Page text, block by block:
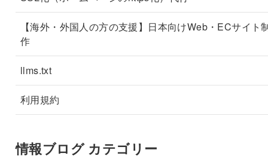
【海外・外国人の方の支援】日本向けWeb・ECサイト
作
llms.txt
利用規約
情報ブログ カテゴリー